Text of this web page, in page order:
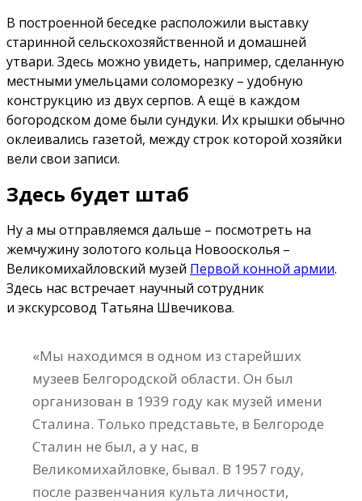
В построенной беседке расположили выставку
старинной сельскохозяйственной и домашней
утвари. Здесь можно увидеть, например, сделанную
местными умельцами соломорезку – удобную
конструкцию из двух серпов. А ещё в каждом
богородском доме были сундуки. Их крышки обычно
оклеивались газетой, между строк которой хозяйки
вели свои записи.
Здесь будет штаб
Ну а мы отправляемся дальше – посмотреть на
жемчужину золотого кольца Новоосколья –
Великомихайловский музей Первой конной армии.
Здесь нас встречает научный сотрудник
и экскурсовод Татьяна Швечикова.
«Мы находимся в одном из старейших
музеев Белгородской области. Он был
организован в 1939 году как музей имени
Сталина. Только представьте, в Белгороде
Сталин не был, а у нас, в
Великомихайловке, бывал. В 1957 году,
после развенчания культа личности,